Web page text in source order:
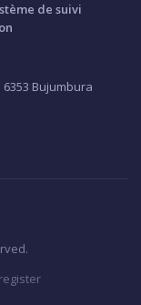
de suivi
Bujumbura